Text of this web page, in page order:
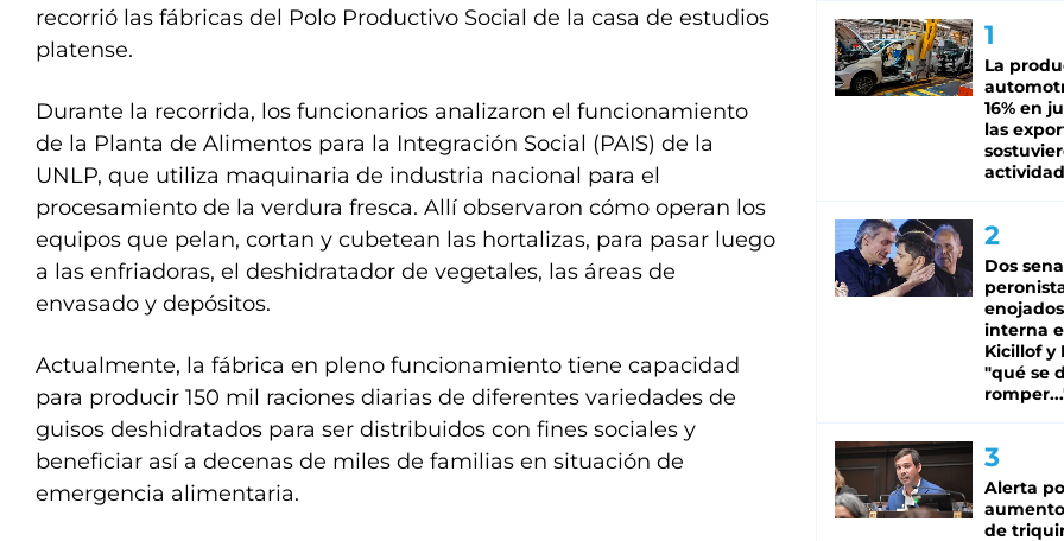
recorrió las fábricas del Polo Productivo Social de la casa de estudios
platense.
Durante la recorrida, los funcionarios analizaron el funcionamiento
de la Planta de Alimentos para la Integración Social (PAIS) de la
UNLP, que utiliza maquinaria de industria nacional para el
procesamiento de la verdura fresca. Allí observaron cómo operan los
equipos que pelan, cortan y cubetean las hortalizas, para pasar luego
a las enfriadoras, el deshidratador de vegetales, las áreas de
envasado y depósitos.
Actualmente, la fábrica en pleno funcionamiento tiene capacidad
para producir 150 mil raciones diarias de diferentes variedades de
guisos deshidratados para ser distribuidos con fines sociales y
beneficiar así a decenas de miles de familias en situación de
emergencia alimentaria.
La
16% en
las
actividad
Dos
interna
Kicillof y
"qué se
Alerta
de